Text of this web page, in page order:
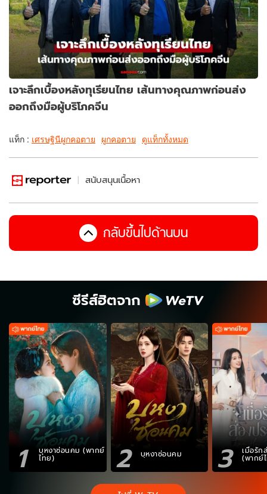
เจาะลึกเบื้องหลังทุเรียนไทย เส้นทางคุณภาพก่อนส่ง
ออกถึงมือผู้บริโภคจีน
แท็ก : เศรษฐินีผูกคอตาย ผูกคอตาย ดูแท็กทั้งหมด
สนับสนุนเนื้อหา
กลับขึ้นไปด้านบน
ซีรีส์ฮิตจาก
1 บุหงาซ่อนคม (พากย์
ไทย) 2 บุหงาซ่อนคม 3 เมื่อรัก
(พากย์